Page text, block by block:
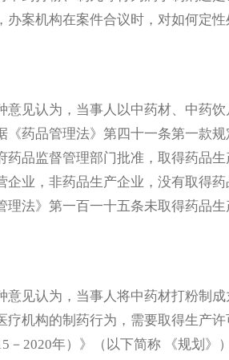
办案机构在案件合议时，对如何定
见认为，当事人以中药材、中药饮
《药品管理法》第四十一条第一款
药品监督管理部门批准，取得药品
企业，非药品生产企业，没有取得
理法》第一百一十五条未取得药品
见认为，当事人将中药材打粉制成
疗机构的制药行为，需要取得生产
－2020年）》（以下简称 《规划》